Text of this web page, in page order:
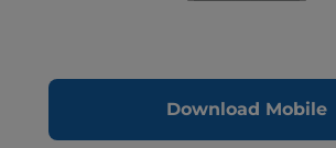
Download Mobile